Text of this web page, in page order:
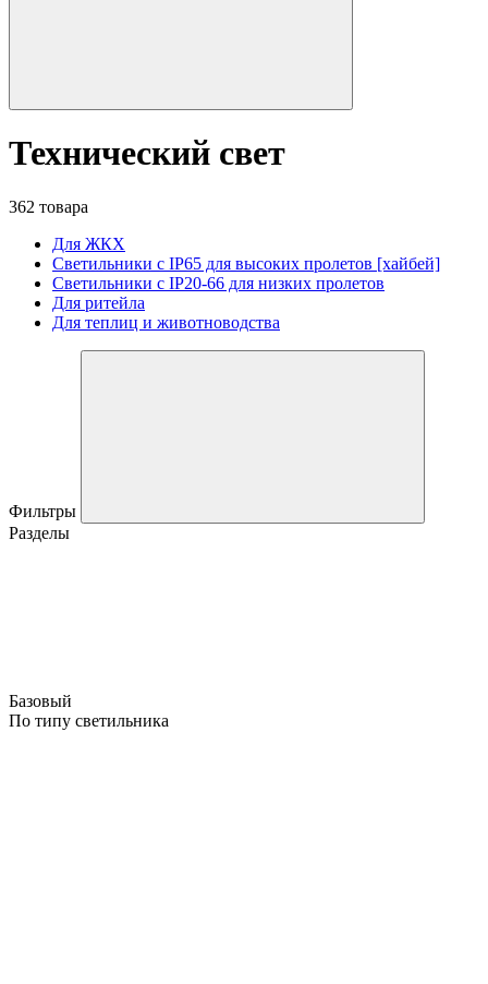
Технический свет
362 товара
Для ЖКХ
Светильники с IP65 для высоких пролетов [хайбей]
Светильники с IP20-66 для низких пролетов
Для ритейла
Для теплиц и животноводства
Фильтры
Разделы
Базовый
По типу светильника